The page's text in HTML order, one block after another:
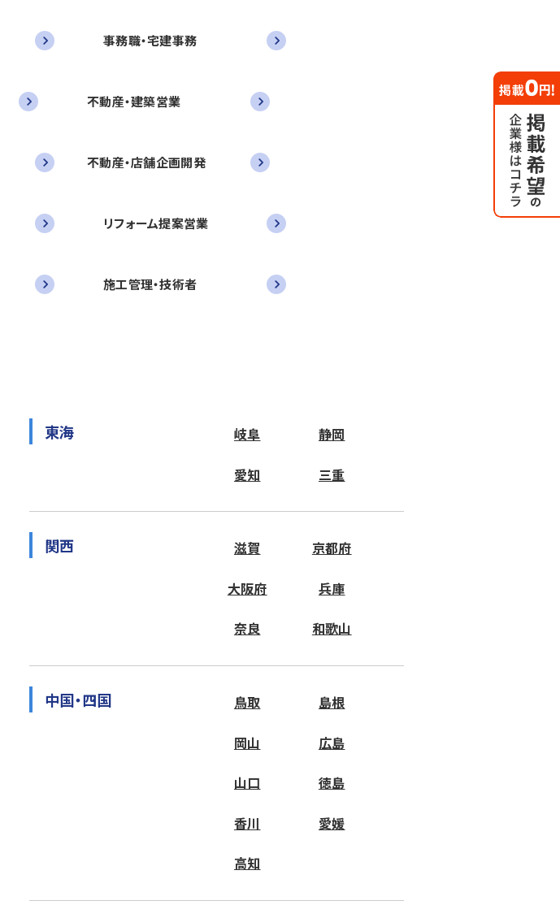
事務職・宅建事務
不動産・建築営業
不動産・店舗企画開発
リフォーム提案営業
施工管理・技術者
東海 岐阜 静岡
愛知 三重
関西 滋賀 京都府
大阪府 兵庫
奈良 和歌山
中国・四国 鳥取 島根
岡山 広島
山口 徳島
香川 愛媛
高知